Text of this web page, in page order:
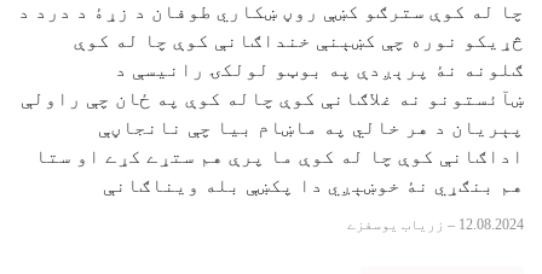
چا له کوې سترګو کښې روڼ ښکاري طوفان د زړۀ د درد د
څړيکو نوره چې کښېنې خنداګانې کوې چا له کوې
ګلونه نۀ پرېږدې په بوټو لولکۍ رانيسې د
ښآئستونو نه غلاګانې کوې چاله کوې په ځان چې راولې
پېريان د هر خالي په ماښام بيا چې نانجاڼې
اداګانې کوې چا له کوې ما پرې هم ستړے کړے او ستا
هم بنګړي نۀ خوښېږي دا پکښې بله ويناګانې
12.08.2024
– زرياب يوسفزے